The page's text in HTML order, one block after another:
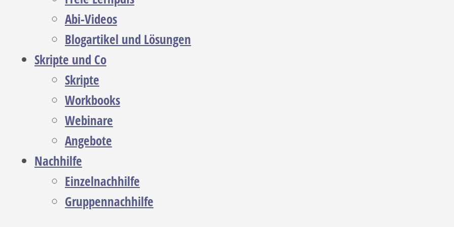
Abi-Videos
Blogartikel und Lösungen
Skripte und Co
Skripte
Workbooks
Webinare
Angebote
Nachhilfe
Einzelnachhilfe
Gruppennachhilfe